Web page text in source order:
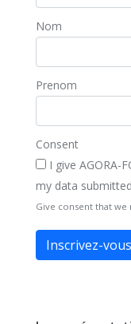
Nom
Prenom
Consent
I give AGORA-
my data
Give consent that we
Inscrivez-vous